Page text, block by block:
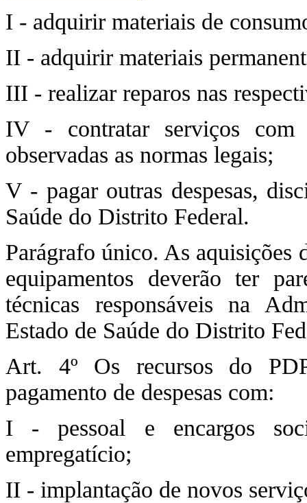
I - adquirir materiais de
II - adquirir materiais
III - realizar reparos nas
IV - contratar serviços com
observadas as normas legais;
V - pagar outras despesas,
Saúde do Distrito Federal.
Parágrafo único. As aquisições
equipamentos deverão ter
técnicas responsáveis na
Estado de Saúde do Distrito
Art. 4º Os recursos do
pagamento de despesas com:
I - pessoal e encargos
empregatício;
II - implantação de novos